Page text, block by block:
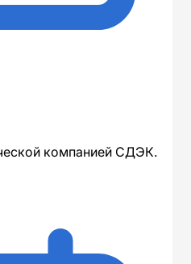
компанией СДЭК.